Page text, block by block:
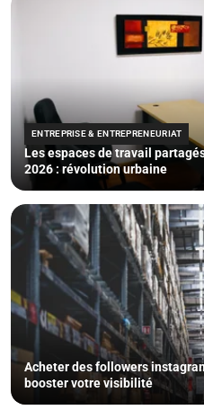
ENTREPRISE & ENTREPRENEURIAT
Les espaces de travail
2026 : révolution urbaine
Acheter des followers
booster votre visibilité